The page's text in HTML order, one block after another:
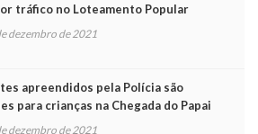
tráfico no Loteamento Popular
dezembro de 2021
apreendidos pela Polícia são
para crianças na Chegada do Papai
dezembro de 2021